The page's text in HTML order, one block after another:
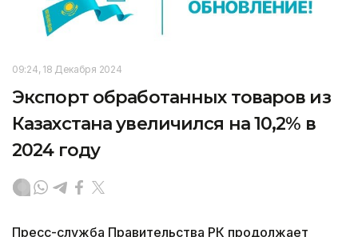
09:24, 18 Декабря 2024
Экспорт обработанных товаров из
Казахстана увеличился на 10,2% в
2024 году
Пресс-служба Правительства РК продолжает